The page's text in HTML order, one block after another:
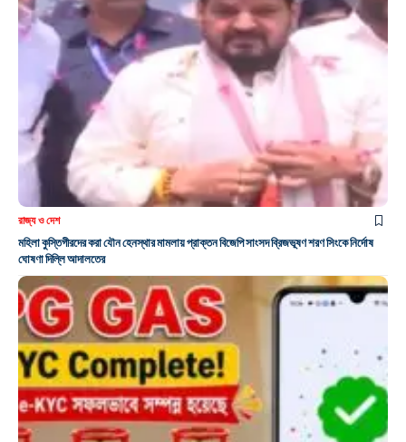
রাজ্য ও দেশ
মহিলা কুস্তিগীরদের করা যৌন হেনস্থার মামলায় প্রাক্তন বিজেপি সাংসদ ব্রিজভূষণ শরণ সিংকে নির্দোষ
ঘোষণা দিল্লি আদালতের